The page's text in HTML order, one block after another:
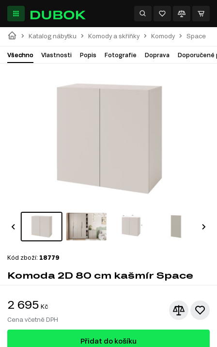
Katalog nábytku Komody a skříňky Komody Space
Všechno Vlastnosti Popis Fotografie Doprava Doporučené
Kód zboží: 18779
Komoda 2D 80 cm kašmír Space
2 695 Kč
Cena včetně DPH
Přidat do košíku